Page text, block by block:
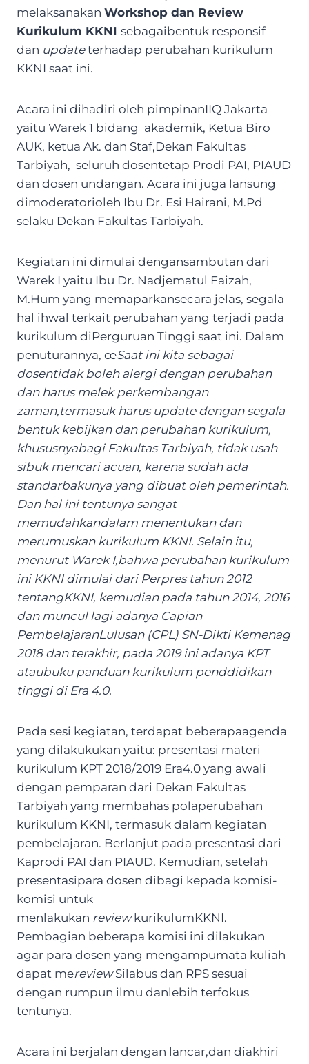
melaksanakan Workshop dan Review
Kurikulum KKNI sebagaibentuk responsif
dan updateterhadap perubahan kurikulum
KKNI saat ini.
Acara ini dihadiri oleh pimpinanIIQ Jakarta
yaitu Warek 1 bidang akademik, Ketua Biro
AUK, ketua Ak. dan Staf,Dekan Fakultas
Tarbiyah, seluruh dosentetap Prodi PAI, PIAUD
dan dosen undangan. Acara ini juga lansung
dimoderatorioleh Ibu Dr. Esi Hairani, M.Pd
selaku Dekan Fakultas Tarbiyah.
Kegiatan ini dimulai dengansambutan dari
Warek I yaitu Ibu Dr. Nadjematul Faizah,
M.Hum yang memaparkansecara jelas, segala
hal ihwal terkait perubahan yang terjadi pada
kurikulum diPerguruan Tinggi saat ini. Dalam
penuturannya, œSaat ini kita sebagai
dosentidak boleh alergi dengan perubahan
dan harus melek perkembangan
zaman,termasuk harus update dengan segala
bentuk kebijkan dan perubahan kurikulum,
khususnyabagi Fakultas Tarbiyah, tidak usah
sibuk mencari acuan, karena sudah ada
standarbakunya yang dibuat oleh pemerintah.
Dan hal ini tentunya sangat
memudahkandalam menentukan dan
merumuskan kurikulum KKNI. Selain itu,
menurut Warek I,bahwa perubahan kurikulum
ini KKNI dimulai dari Perpres tahun 2012
tentangKKNI, kemudian pada tahun 2014, 2016
dan muncul lagi adanya Capian
PembelajaranLulusan (CPL) SN-Dikti Kemenag
2018 dan terakhir, pada 2019 ini adanya KPT
ataubuku panduan kurikulum penddidikan
tinggi di Era 4.0.
Pada sesi kegiatan, terdapat beberapaagenda
yang dilakukukan yaitu: presentasi materi
kurikulum KPT 2018/2019 Era4.0 yang awali
dengan pemparan dari Dekan Fakultas
Tarbiyah yang membahas polaperubahan
kurikulum KKNI, termasuk dalam kegiatan
pembelajaran. Berlanjut pada presentasi dari
Kaprodi PAI dan PIAUD. Kemudian, setelah
presentasipara dosen dibagi kepada komisi-
komisi untuk
menlakukan reviewkurikulumKKNI.
Pembagian beberapa komisi ini dilakukan
agar para dosen yang mengampumata kuliah
dapat mereviewSilabus dan RPS sesuai
dengan rumpun ilmu danlebih terfokus
tentunya.
Acara ini berjalan dengan lancar,dan diakhiri